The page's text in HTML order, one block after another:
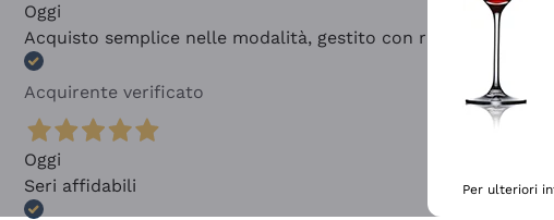
Oggi
Acquisto semplice nelle modalità, gestito con rapidità e
Acquirente verificato
Oggi
Seri affidabili
Per ulteriori